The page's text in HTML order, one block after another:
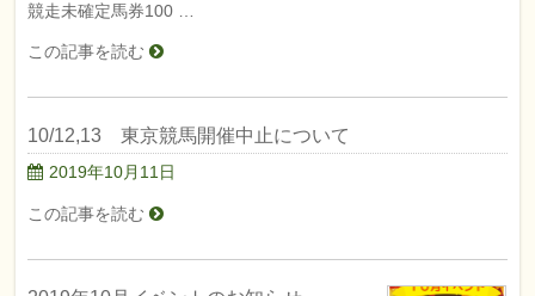
競走未確定馬券100 …
この記事を読む
10/12,13 東京競馬開催中止について
2019年10月11日
この記事を読む